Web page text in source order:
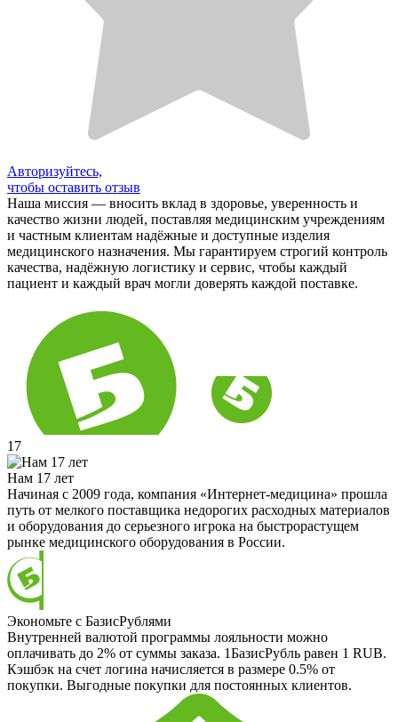
Авторизуйтесь,
чтобы оставить отзыв
Наша миссия — вносить вклад в здоровье, уверенность и
качество жизни людей, поставляя медицинским учреждениям
и частным клиентам надёжные и доступные изделия
медицинского назначения. Мы гарантируем строгий контроль
качества, надёжную логистику и сервис, чтобы каждый
пациент и каждый врач могли доверять каждой поставке.
17
Нам 17 лет
Начиная с 2009 года, компания «Интернет-медицина» прошла
путь от мелкого поставщика недорогих расходных материалов
и оборудования до серьезного игрока на быстрорастущем
рынке медицинского оборудования в России.
Экономьте с БазисРублями
Внутренней валютой программы лояльности можно
оплачивать до 2% от суммы заказа. 1БазисРубль равен 1 RUB.
Кэшбэк на счет логина начисляется в размере 0.5% от
покупки. Выгодные покупки для постоянных клиентов.